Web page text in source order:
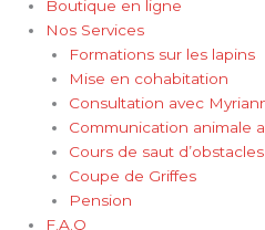
Boutique en ligne
Nos Services
Formations sur les lapins
Mise en cohabitation
Consultation avec
Communication animale
Cours de saut
Coupe de Griffes
Pension
F.A.Q